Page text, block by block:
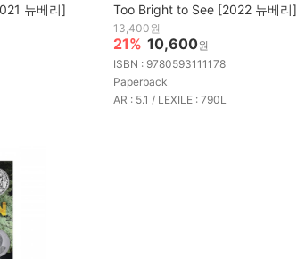
뉴베리] Too Bright to See [2022 뉴베리]
13,400원
21% 10,600원
ISBN : 9780593111178
Paperback
AR : 5.1 / LEXILE : 790L